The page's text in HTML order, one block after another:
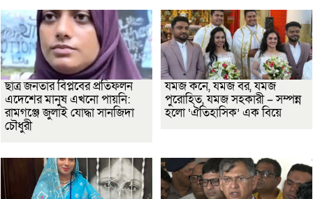
ছাত্র জনতার বিপ্লবের প্রতিফলন
এদেশের মানুষ এখনো পায়নি:
রামগঞ্জে জুলাই যোদ্ধা সানজিদা
চৌধুরী
যমজ কনে, যমজ বর, যমজ
পুরোহিত, যমজ সহকারী – সম্পন্ন
হলো ‘ঐতিহাসিক’ এক বিয়ে